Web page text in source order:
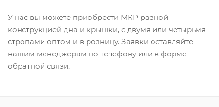
У нас вы можете приобрести МКР разной
конструкцией дна и крышки, с двумя или четырьмя
стропами оптом и в розницу. Заявки оставляйте
нашим менеджерам по телефону или в форме
обратной связи.